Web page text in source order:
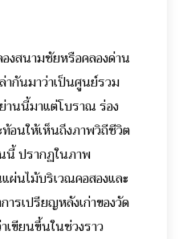
งสนามชัยหรือคลองด่าน
ากันมาว่าเป็นศูนย์รวม
านนี้มาแต่โบราณ ร่อง
อนให้เห็นถึงภาพวิถีชีวิต
นี้ ปรากฏในภาพ
ผ่นไม้บริเวณคอสองและ
รเปรียญหลังเก่าของวัด
ขียนขึ้นในช่วงราว